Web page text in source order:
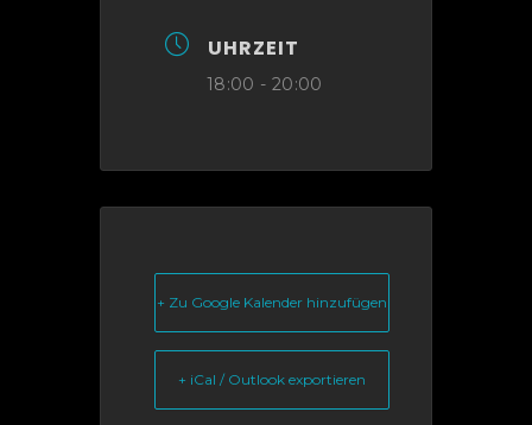
UHRZEIT
18:00 - 20:00
+ Zu Google Kalender hinzufügen
+ iCal / Outlook exportieren